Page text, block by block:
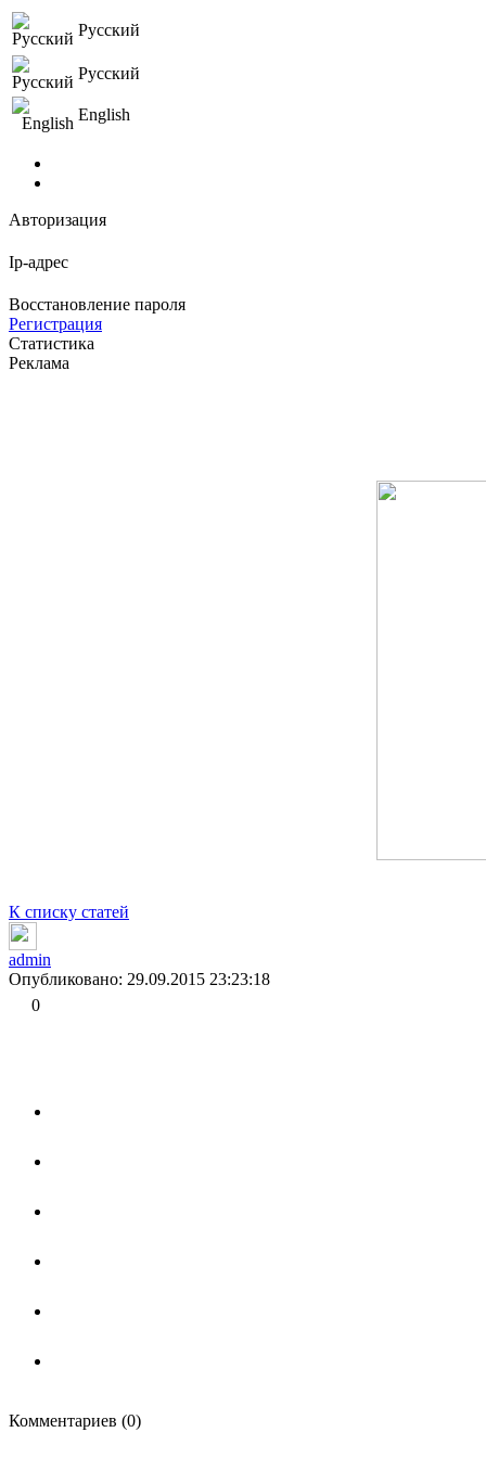
Русский
Русский
English
Авторизация
Ip-адрес
Восстановление пароля
Регистрация
Статистика
Реклама
К списку статей
admin
Опубликовано: 29.09.2015 23:23:18
0
Комментариев (0)